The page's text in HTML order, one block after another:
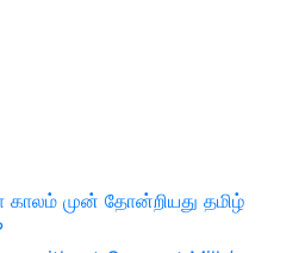
முன் தோன்றியது தமிழ்